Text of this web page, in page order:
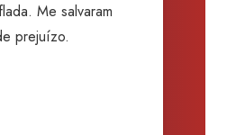
Me salvaram
prejuízo.